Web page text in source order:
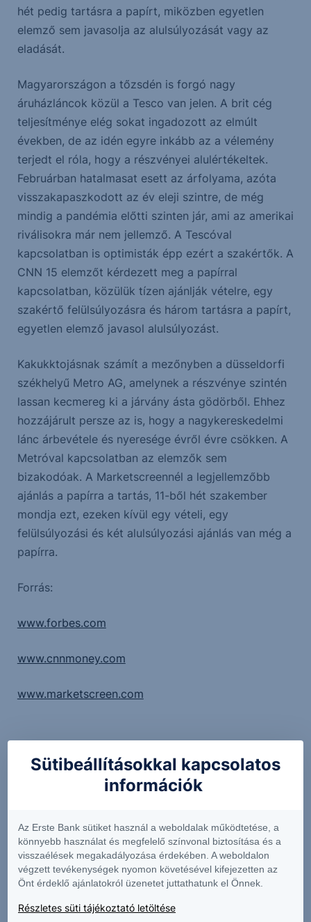
hét pedig tartásra a papírt, miközben egyetlen
elemző sem javasolja az alulsúlyozását vagy az
eladását.
Magyarországon a tőzsdén is forgó nagy
áruházláncok közül a Tesco van jelen. A brit cég
teljesítménye elég sokat ingadozott az elmúlt
években, de az idén egyre inkább az a vélemény
terjedt el róla, hogy a részvényei alulértékeltek.
Februárban hatalmasat esett az árfolyama, azóta
visszakapaszkodott az év eleji szintre, de még
mindig a pandémia előtti szinten jár, ami az amerikai
riválisokra már nem jellemző. A Tescóval
kapcsolatban is optimisták épp ezért a szakértők. A
CNN 15 elemzőt kérdezett meg a papírral
kapcsolatban, közülük tízen ajánlják vételre, egy
szakértő felülsúlyozásra és három tartásra a papírt,
egyetlen elemző javasol alulsúlyozást.
Kakukktojásnak számít a mezőnyben a düsseldorfi
székhelyű Metro AG, amelynek a részvénye szintén
lassan kecmereg ki a járvány ásta gödörből. Ehhez
hozzájárult persze az is, hogy a nagykereskedelmi
lánc árbevétele és nyeresége évről évre csökken. A
Metróval kapcsolatban az elemzők sem
bizakodóak. A Marketscreennél a legjellemzőbb
ajánlás a papírra a tartás, 11-ből hét szakember
mondja ezt, ezeken kívül egy vételi, egy
felülsúlyozási és két alulsúlyozási ajánlás van még a
papírra.
Forrás:
www.forbes.com
www.cnnmoney.com
www.marketscreen.com
A bejegyzésben foglaltak kizárólag az író személyes
véleményét tükrözik és nem tekinthetőek az Erste Bank
Alapkezelő Zrt. hivatalos szakmai álláspontjának. A
bejegyzés tartalma nem minősül befektetési ajánlatnak,
ajánlattételi felhívásnak, befektetési tanácsadásnak
vagy adótanácsadásnak.
Címlapkép: Shutterstock Inc.
Sütibeállításokkal kapcsolatos
információk
Az Erste Bank sütiket használ a weboldalak működtetése, a
könnyebb használat és megfelelő színvonal biztosítása és a
visszaélések megakadályozása érdekében. A weboldalon
végzett tevékenységek nyomon követésével kifejezetten az
Önt érdeklő ajánlatokról üzenetet juttathatunk el Önnek.
Részletes süti tájékoztató letöltése